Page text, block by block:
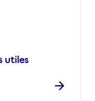
utiles